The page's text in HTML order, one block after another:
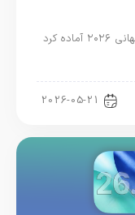
اپل اپلیکیشن Apple Sports را برای جام جهانی ۲۰۲۶ آماده کرد
2026-05-21